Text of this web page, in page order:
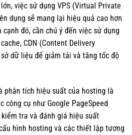
việc sử dụng VPS (Virtual Private
dụng sẽ mang lại hiệu quả cao hơn
đó, cần chú ý đến việc sử dụng
CDN (Content Delivery
dữ liệu để giảm tải và tăng tốc độ
phân tích hiệu suất của hosting là
công cụ như Google PageSpeed
tra và đánh giá hiệu suất
hình hosting và các thiết lập tương